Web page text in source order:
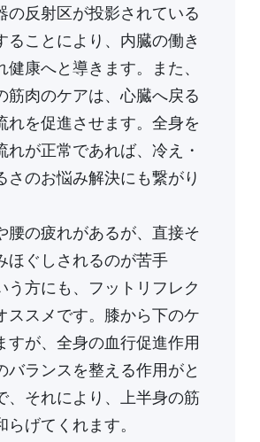
の反射区が投影されている
ることにより、内臓の働き
健康へと導きます。また、
筋肉のケアは、心臓へ戻る
れを促進させます。全身を
れが正常であれば、冷え・
さのお悩み解決にも繋がり
腰の疲れがあるが、直接そ
ほぐしされるのが苦手
う方にも、フットリフレク
ススメです。膝から下のケ
すが、全身の血行促進作用
バランスを整える作用がと
、それにより、上半身の筋
げてくれます。